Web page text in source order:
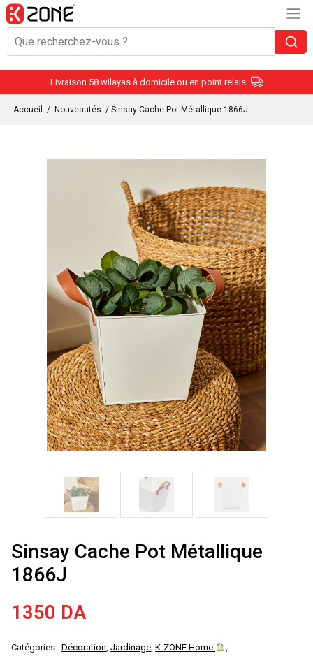
Livraison 58 wilayas à domicile ou en point relais
Accueil / Nouveautés / Sinsay Cache Pot Métallique 1866J
Sinsay Cache Pot Métallique
1866J
1350 DA
Catégories : Décoration, Jardinage, K-ZONE Home
,